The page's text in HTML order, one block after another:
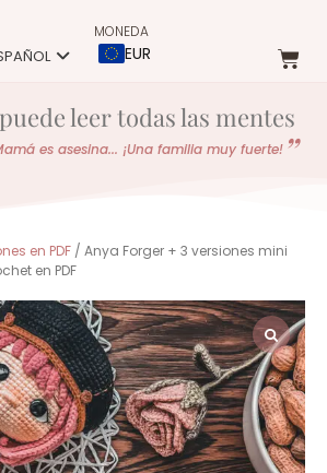
MONEDA
EUR
leer todas las mentes
es asesina... ¡Una familia muy fuerte!
en PDF / Anya Forger + 3 versiones mini
en PDF